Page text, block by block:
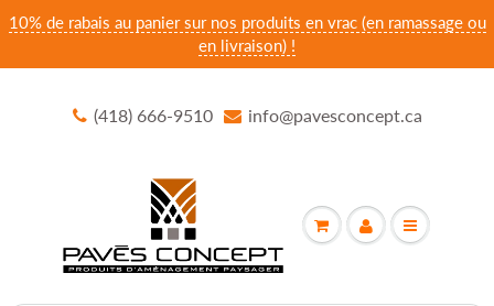
10% de rabais au panier sur nos produits en vrac (en ramassage ou
en livraison) !
(418) 666-9510 info@pavesconcept.ca